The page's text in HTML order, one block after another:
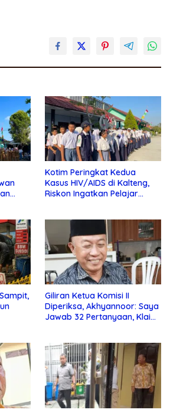
Kotim Peringkat Kedua
Kasus HIV/AIDS di Kalteng,
Riskon Ingatkan Pelajar
Giliran Ketua Komisi II
Diperiksa, Akhyannoor: Saya
Jawab 32 Pertanyaan, Klaim